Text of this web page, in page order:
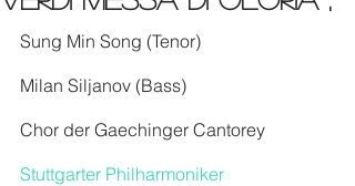
Sung Min Song (Tenor)
Milan Siljanov (Bass)
Chor der Gaechinger Cantorey
Stuttgarter Philharmoniker